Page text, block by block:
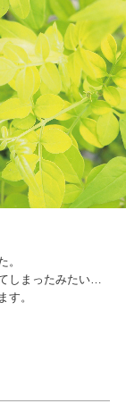
。
しまったみたい…
す。